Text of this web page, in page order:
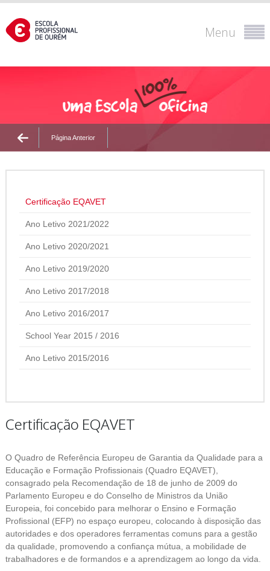
Menu
Página Anterior
Certificação EQAVET
Ano Letivo 2021/2022
Ano Letivo 2020/2021
Ano Letivo 2019/2020
Ano Letivo 2017/2018
Ano Letivo 2016/2017
School Year 2015 / 2016
Ano Letivo 2015/2016
Certificação EQAVET
O Quadro de Referência Europeu de Garantia da Qualidade para a
Educação e Formação Profissionais (Quadro EQAVET),
consagrado pela Recomendação de 18 de junho de 2009 do
Parlamento Europeu e do Conselho de Ministros da União
Europeia, foi concebido para melhorar o Ensino e Formação
Profissional (EFP) no espaço europeu, colocando à disposição das
autoridades e dos operadores ferramentas comuns para a gestão
da qualidade, promovendo a confiança mútua, a mobilidade de
trabalhadores e de formandos e a aprendizagem ao longo da vida.